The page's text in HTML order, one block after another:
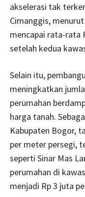
akselerasi tak
Cimanggis,
mencapai rata-rata
setelah kedua
Selain itu,
meningkatkan
perumahan
harga tanah.
Kabupaten Bogor,
per meter persegi,
seperti Sinar Mas
perumahan di
menjadi Rp 3 juta